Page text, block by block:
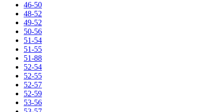
46-50
48-52
49-52
50-56
51-54
51-55
51-88
52-54
52-55
52-57
52-59
53-56